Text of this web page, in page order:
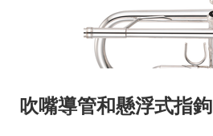
吹嘴導管和懸浮式指鉤